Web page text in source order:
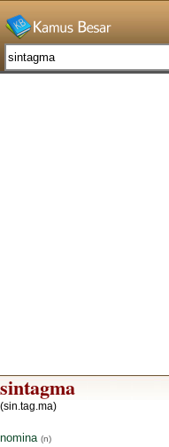
sintagma
(sin.tag.ma)
nomina (n)